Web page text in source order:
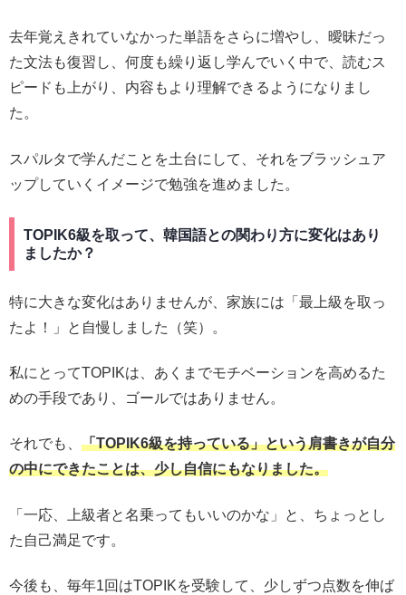
去年覚えきれていなかった単語をさらに増やし、曖昧だっ
た文法も復習し、何度も繰り返し学んでいく中で、読むス
ピードも上がり、内容もより理解できるようになりまし
た。
スパルタで学んだことを土台にして、それをブラッシュア
ップしていくイメージで勉強を進めました。
TOPIK6級を取って、韓国語との関わり方に変化はあり
ましたか？
特に大きな変化はありませんが、家族には「最上級を取っ
たよ！」と自慢しました（笑）。
私にとってTOPIKは、あくまでモチベーションを高めるた
めの手段であり、ゴールではありません。
それでも、 「TOPIK6級を持っている」という肩書きが自分
の中にできたことは、少し自信にもなりました。
「一応、上級者と名乗ってもいいのかな」と、ちょっとし
た自己満足です。
今後も、毎年1回はTOPIKを受験して、少しずつ点数を伸ば